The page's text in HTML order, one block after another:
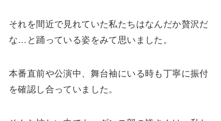
それを間近で見れていた私たちはなんだか贅沢だ
な…と踊っている姿をみて思いました。
本番直前や公演中、舞台袖にいる時も丁寧に振付
を確認し合っていました。